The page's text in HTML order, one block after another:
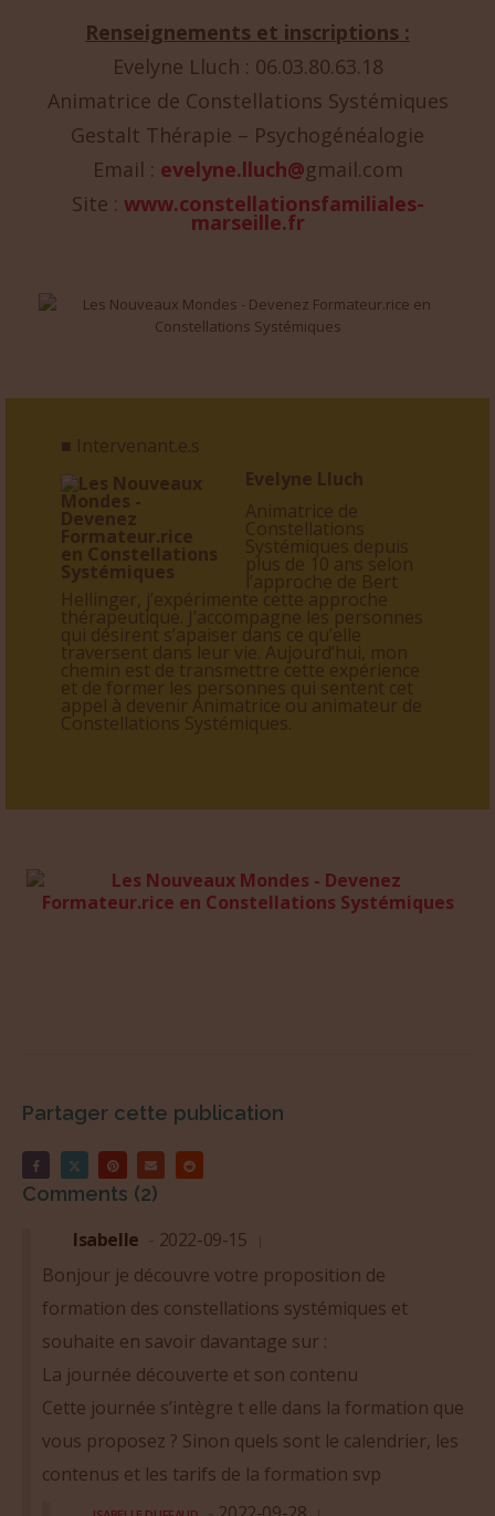
Renseignements et inscriptions :
Evelyne Lluch : 06.03.80.63.18
Animatrice de Constellations Systémiques
Gestalt Thérapie – Psychogénéalogie
Email :
evelyne.lluch@ gmail.com
Site :
www.constellationsfamiliales-
marseille.fr
■ Intervenant.e.s
Evelyne Lluch
Animatrice de
Constellations
Systémiques depuis
plus de 10 ans selon
l’approche de Bert
Hellinger, j’expérimente cette approche
thérapeutique. J’accompagne les personnes
qui désirent s’apaiser dans ce qu’elle
traversent dans leur vie. Aujourd’hui, mon
chemin est de transmettre cette expérience
et de former les personnes qui sentent cet
appel à devenir Animatrice ou animateur de
Constellations Systémiques.
Partager cette publication
Comments (2)
Isabelle
2022-09-15
Bonjour je découvre votre proposition de
formation des constellations systémiques et
souhaite en savoir davantage sur :
La journée découverte et son contenu
Cette journée s’intègre t elle dans la formation que
vous proposez ? Sinon quels sont le calendrier, les
contenus et les tarifs de la formation svp
2022-09-28